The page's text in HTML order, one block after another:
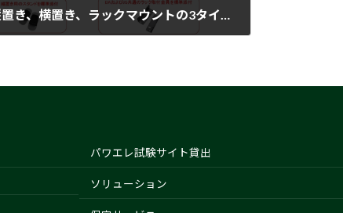
縦置き、横置き、ラックマウントの3タイプの設置が選択可能な無停電電源装置
パワエレ試験サイト貸出
ソリューション